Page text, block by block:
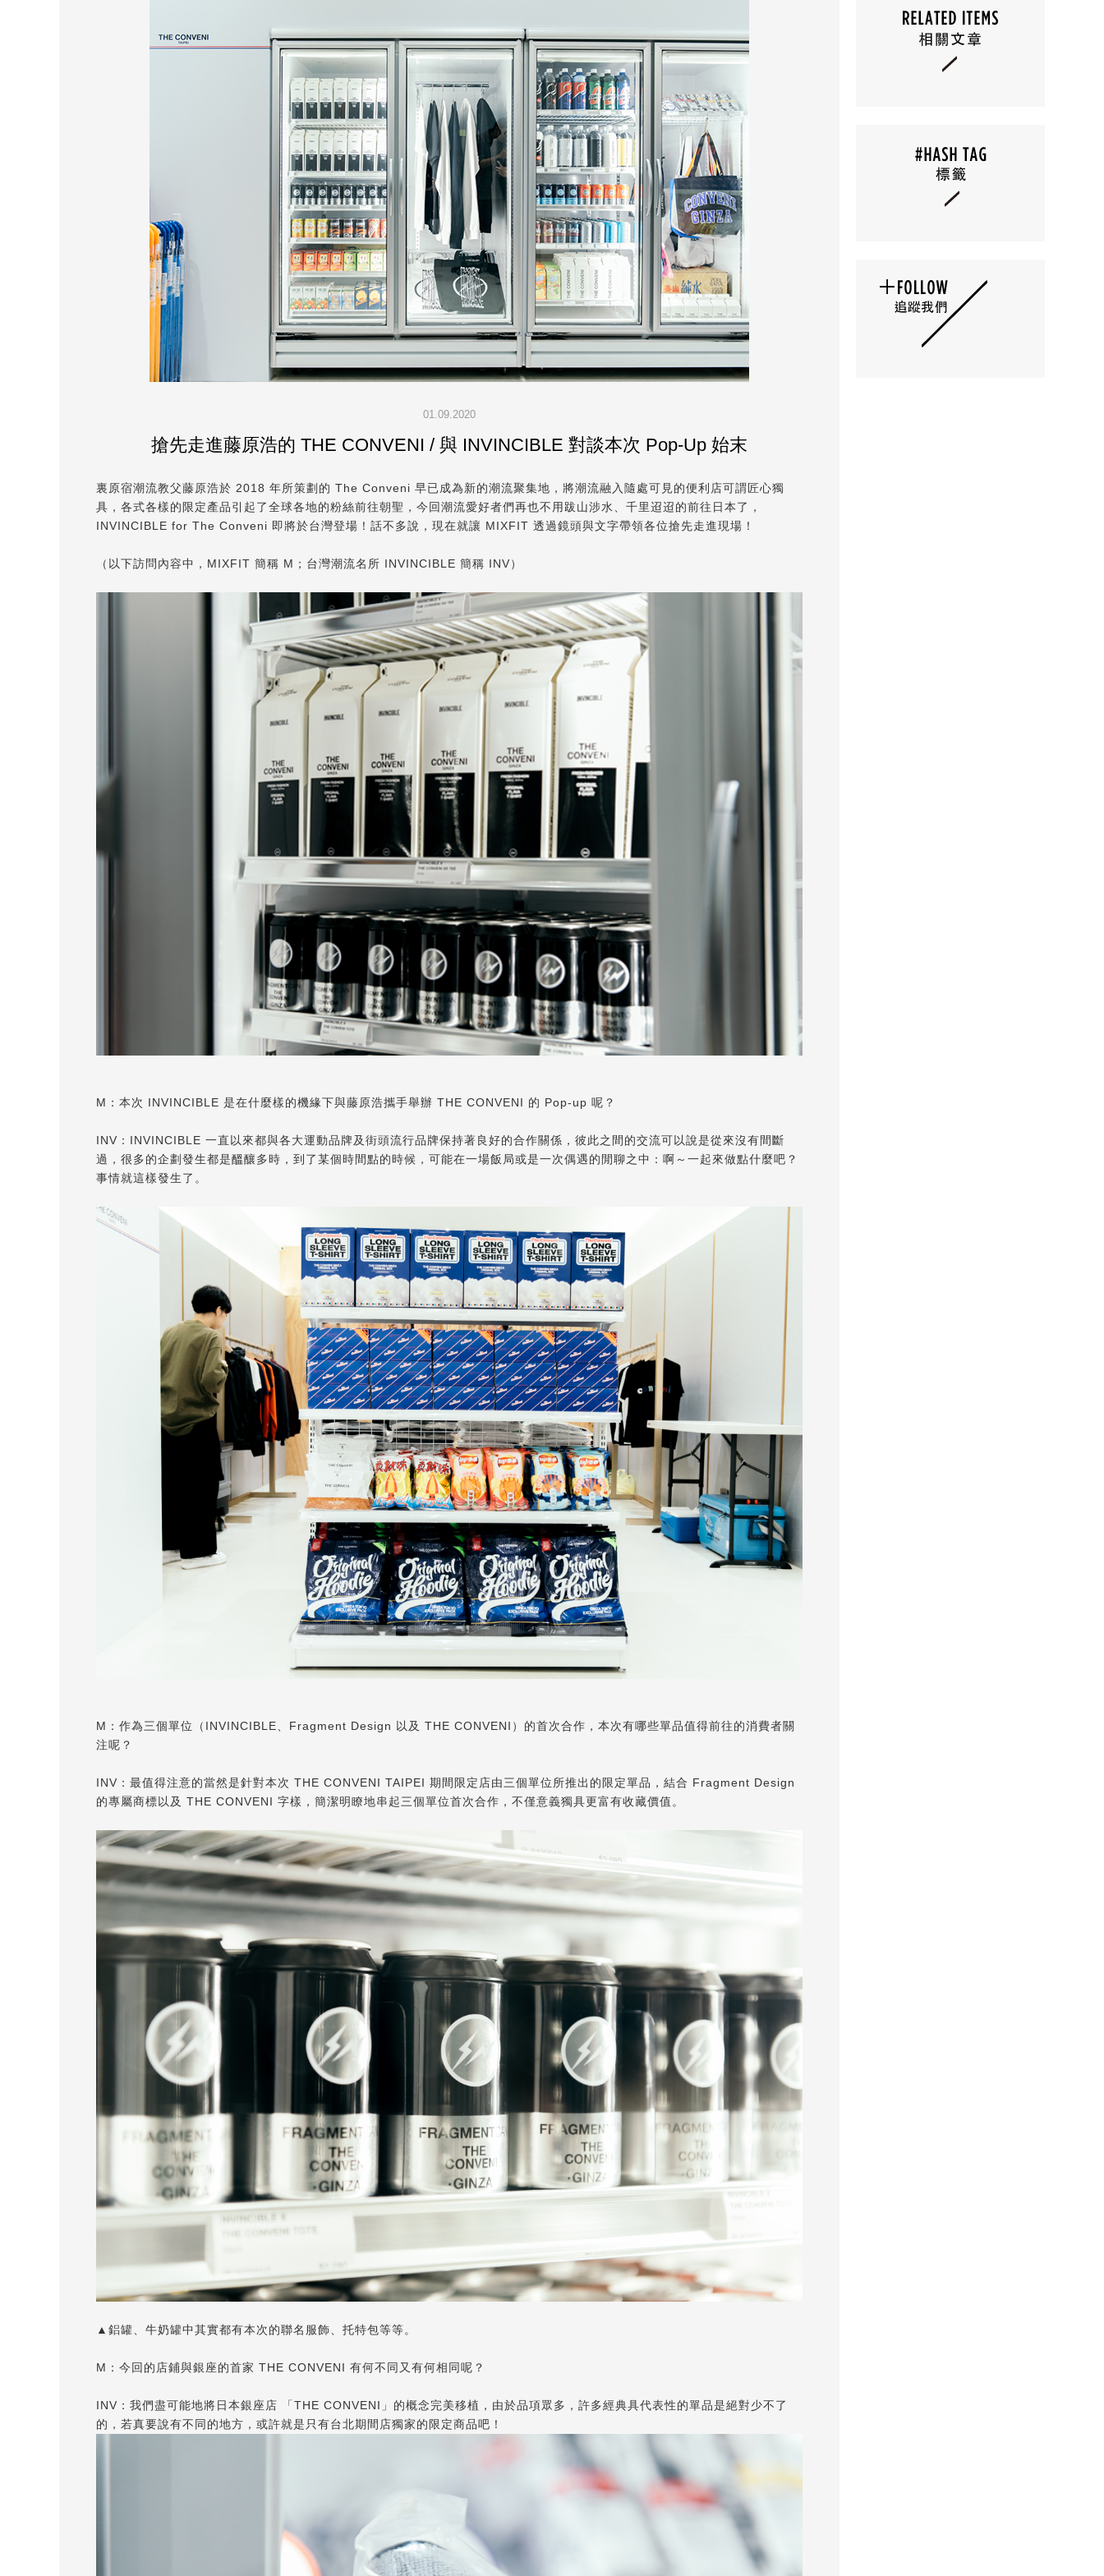
01.09.2020
搶先走進藤原浩的 THE CONVENI / 與 INVINCIBLE 對談本次 Pop-Up 始末
裏原宿潮流教父藤原浩於 2018 年所策劃的 The Conveni 早已成為新的潮流聚集地，將潮流融入隨處可見的便利店可謂匠心獨
具，各式各樣的限定產品引起了全球各地的粉絲前往朝聖，今回潮流愛好者們再也不用跋山涉水、千里迢迢的前往日本了，
INVINCIBLE for The Conveni 即將於台灣登場！話不多說，現在就讓 MIXFIT 透過鏡頭與文字帶領各位搶先走進現場！
（以下訪問內容中，MIXFIT 簡稱 M；台灣潮流名所 INVINCIBLE 簡稱 INV）
M：本次 INVINCIBLE 是在什麼樣的機緣下與藤原浩攜手舉辦 THE CONVENI 的 Pop-up 呢？
INV：INVINCIBLE 一直以來都與各大運動品牌及街頭流行品牌保持著良好的合作關係，彼此之間的交流可以說是從來沒有間斷
過，很多的企劃發生都是醞釀多時，到了某個時間點的時候，可能在一場飯局或是一次偶遇的閒聊之中：啊～一起來做點什麼吧？
事情就這樣發生了。
M：作為三個單位（INVINCIBLE、Fragment Design 以及 THE CONVENI）的首次合作，本次有哪些單品值得前往的消費者關
注呢？
INV：最值得注意的當然是針對本次 THE CONVENI TAIPEI 期間限定店由三個單位所推出的限定單品，結合 Fragment Design
的專屬商標以及 THE CONVENI 字樣，簡潔明瞭地串起三個單位首次合作，不僅意義獨具更富有收藏價值。
▲鋁罐、牛奶罐中其實都有本次的聯名服飾、托特包等等。
M：今回的店鋪與銀座的首家 THE CONVENI 有何不同又有何相同呢？
INV：我們盡可能地將日本銀座店 「THE CONVENI」的概念完美移植，由於品項眾多，許多經典具代表性的單品是絕對少不了
的，若真要說有不同的地方，或許就是只有台北期間店獨家的限定商品吧！